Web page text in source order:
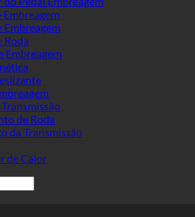
Embreagem
Embreagem
Roda
Embreagem
de Roda
da Transmissão
de Calor